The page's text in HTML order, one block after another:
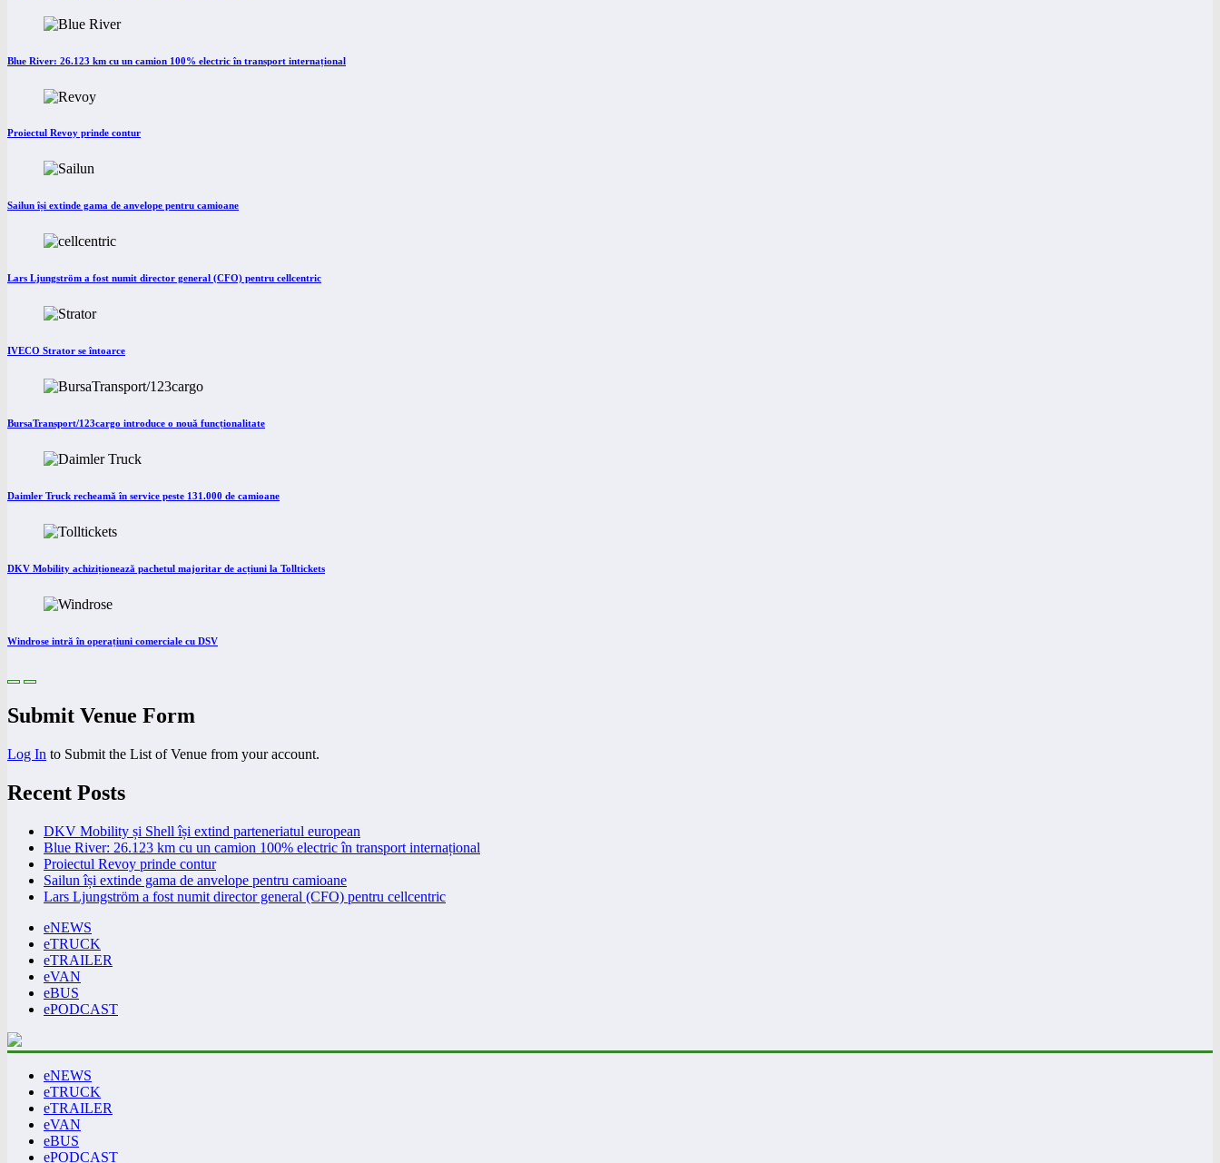
Blue River: 26.123 km cu un camion 100% electric în transport internațional
Proiectul Revoy prinde contur
Sailun își extinde gama de anvelope pentru camioane
Lars Ljungström a fost numit director general (CFO) pentru cellcentric
IVECO Strator se întoarce
BursaTransport/123cargo introduce o nouă funcționalitate
Daimler Truck recheamă în service peste 131.000 de camioane
DKV Mobility achiziționează pachetul majoritar de acțiuni la Tolltickets
Windrose intră în operațiuni comerciale cu DSV
Submit Venue Form
Log In to Submit the List of Venue from your account.
Recent Posts
DKV Mobility și Shell își extind parteneriatul european
Blue River: 26.123 km cu un camion 100% electric în transport internațional
Proiectul Revoy prinde contur
Sailun își extinde gama de anvelope pentru camioane
Lars Ljungström a fost numit director general (CFO) pentru cellcentric
eNEWS
eTRUCK
eTRAILER
eVAN
eBUS
ePODCAST
eNEWS
eTRUCK
eTRAILER
eVAN
eBUS
ePODCAST